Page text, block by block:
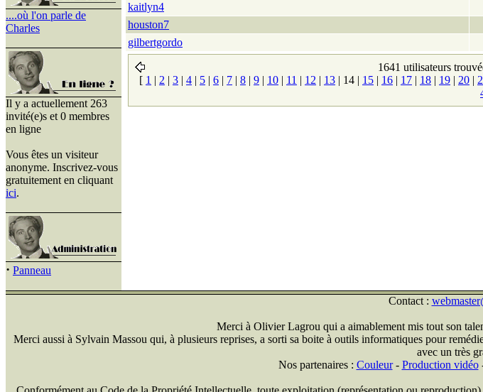
....où l'on parle de
Charles
Il y a actuellement 263
invité(e)s et 0 membres
en ligne
Vous êtes un visiteur
anonyme. Inscrivez-vous
gratuitement en cliquant
ici.
· Panneau
kaitlyn4
houston7
gilbertgordo
1641 utilisateurs
[ 1 | 2 | 3 | 4 | 5 | 6 | 7 | 8 | 9 | 10 | 11 | 12 | 13 | 14 | 15 | 16 | 17 | 18 | 19 | 20 |
Contact :
Merci à Olivier Lagrou qui a aimablement mis tout son
Merci aussi à Sylvain Massou qui, à plusieurs reprises, a sorti sa boite à outils informatiques pour
avec un très
Nos partenaires : Couleur- Production vidéo